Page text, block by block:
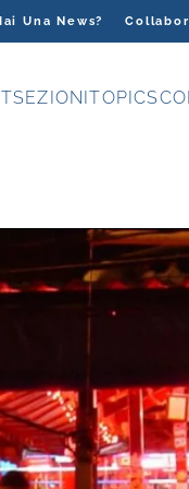
Una News?
SEZIONITOPICS